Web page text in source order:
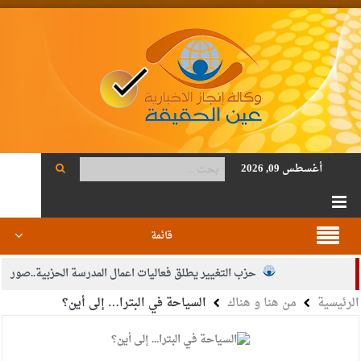
أغسطس 09, 2026
قائمة
حزب التغيير يطلق فعاليات اعمال المدرسة الحزبية..صور
الجيش يفتح باب التجنيد لحملة البكالوريوس في الحقوق والقانون
بيان اجتماع عمّان:دعم الوصاية الهاشمية التاريخية على المقدسات
الرئيسية من هنا و هناك السياحة في البترا… إلى أين؟